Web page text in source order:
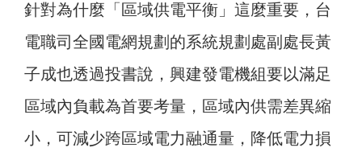
針對為什麼「區域供電平衡」這麼重要，台
電職司全國電網規劃的系統規劃處副處長黃
子成也透過投書說，興建發電機組要以滿足
區域內負載為首要考量，區域內供需差異縮
小，可減少跨區域電力融通量，降低電力損